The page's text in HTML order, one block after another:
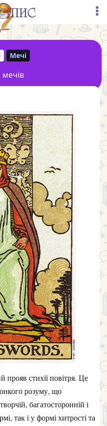
Мечі
прояв стихії повітря. Це
розуму, що
багатосторонній і
так і у формі хитрості та